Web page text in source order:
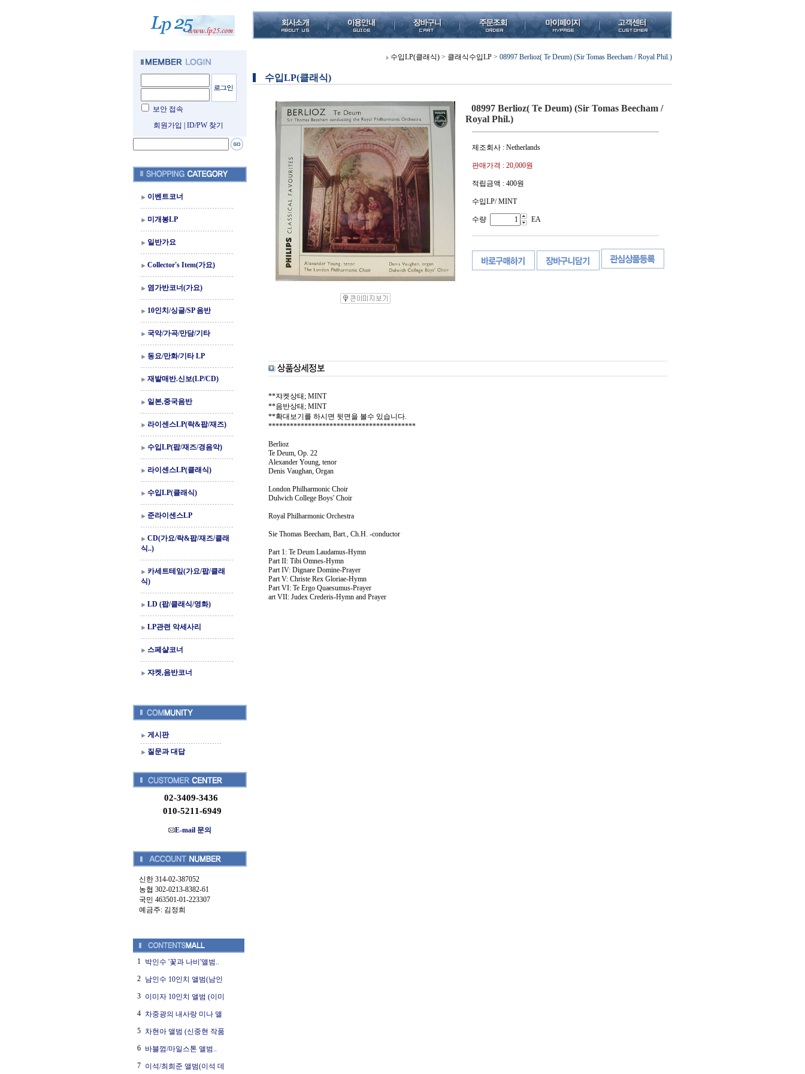
보안 접속
회원가입
ID/PW 찾기
이벤트코너
미개봉LP
일반가요
Collector's Item(가요)
염가반코너(가요)
10인치/싱글/SP 음반
국악/가곡/만담/기타
동요/만화/기타 LP
재발매반.신보(LP/CD)
일본,중국음반
라이센스LP(락&팝/재즈)
수입LP(팝/재즈/경음악)
라이센스LP(클래식)
수입LP(클래식)
준라이센스LP
CD(가요/락&팝/재즈/클래
식..)
카세트테잎(가요/팝/클래
식)
LD (팝/클래식/영화)
LP관련 악세사리
스페샬코너
쟈켓,음반코너
게시판
질문과 대답
02-3409-3436
010-5211-6949
E-mail 문의
신한 314-02-387052
농협 302-0213-8382-61
국민 463501-01-223307
예금주: 김정희
1 박인수 '꽃과 나비'앨범..
2 남인수 10인치 앨범(남인
3 이미자 10인치 앨범 (이미
4 차중광의 내사랑 미나 앨
5 차현아 앨범 (신중현 작품
6 바블껌/마일스톤 앨범..
7 이석/최희준 앨범(이석 데
수입LP(클래식) > 클래식수입LP > 08997 Berlioz( Te Deum) (Sir Tomas Beecham / Royal Phil.)
수입LP(클래식)
08997 Berlioz( Te Deum) (Sir Tomas Beecham /
Royal Phil.)
제조회사 : Netherlands
판매가격 : 20,000원
적립금액 : 400원
수입LP/ MINT
수량 EA
**쟈켓상태; MINT
**음반상태; MINT
**확대보기를 하시면 뒷면을 볼수 있습니다.
*****************************************
Berlioz
Te Deum, Op. 22
Alexander Young, tenor
Denis Vaughan, Organ
London Philharmonic Choir
Dulwich College Boys' Choir
Royal Philharmonic Orchestra
Sie Thomas Beecham, Bart., Ch.H. -conductor
Part 1: Te Deum Laudamus-Hymn
Part II: Tibi Omnes-Hymn
Part IV: Dignare Domine-Prayer
Part V: Christe Rex Gloriae-Hymn
Part VI: Te Ergo Quaesumus-Prayer
art VII: Judex Crederis-Hymn and Prayer